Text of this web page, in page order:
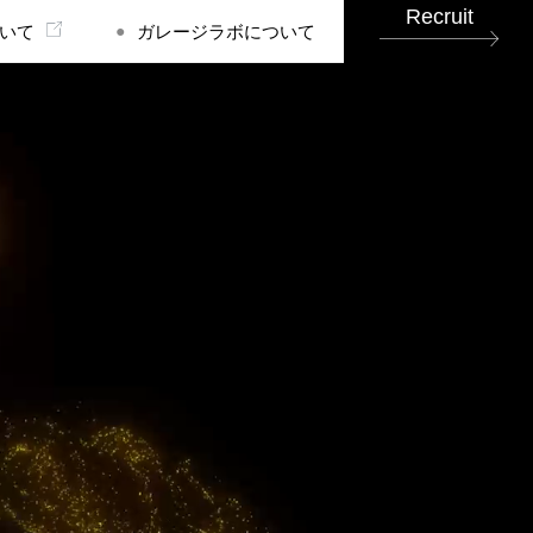
て ● ガレージラボについて
Recruit